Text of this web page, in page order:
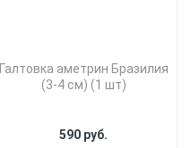
Галтовка аметрин Бразилия
(3-4 см) (1 шт)
590 руб.